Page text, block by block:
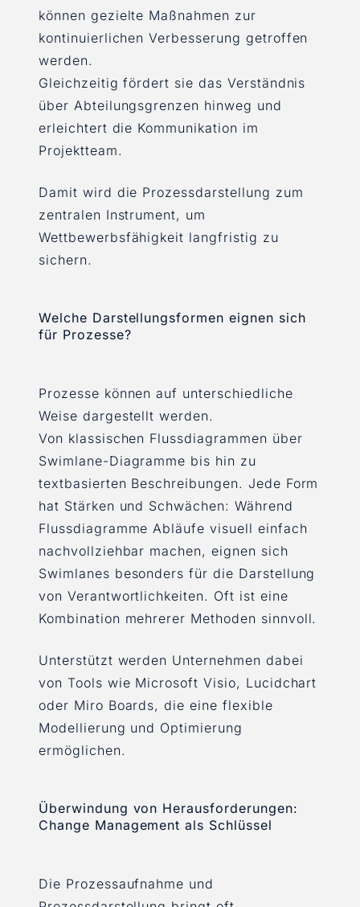
können gezielte Maßnahmen zur
kontinuierlichen Verbesserung getroffen
werden.
Gleichzeitig fördert sie das Verständnis
über Abteilungsgrenzen hinweg und
erleichtert die Kommunikation im
Projektteam.
Damit wird die Prozessdarstellung zum
zentralen Instrument, um
Wettbewerbsfähigkeit langfristig zu
sichern.
Welche Darstellungsformen eignen sich
für Prozesse?
Prozesse können auf unterschiedliche
Weise dargestellt werden.
Von klassischen Flussdiagrammen über
Swimlane-Diagramme bis hin zu
textbasierten Beschreibungen. Jede Form
hat Stärken und Schwächen: Während
Flussdiagramme Abläufe visuell einfach
nachvollziehbar machen, eignen sich
Swimlanes besonders für die Darstellung
von Verantwortlichkeiten. Oft ist eine
Kombination mehrerer Methoden sinnvoll.
Unterstützt werden Unternehmen dabei
von Tools wie Microsoft Visio, Lucidchart
oder Miro Boards, die eine flexible
Modellierung und Optimierung
ermöglichen.
Überwindung von Herausforderungen:
Change Management als Schlüssel
Die Prozessaufnahme und